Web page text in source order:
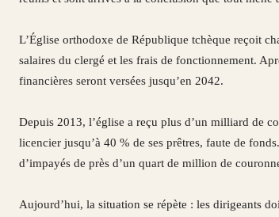
L’Église orthodoxe de République tchèque reçoit
salaires du clergé et les frais de fonctionnement.
financières seront versées jusqu’en 2042.
Depuis 2013, l’église a reçu plus d’un milliard de
licencier jusqu’à 40 % de ses prêtres, faute de
d’impayés de près d’un quart de million de
Aujourd’hui, la situation se répète : les dirigeants